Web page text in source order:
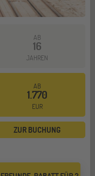
AB
16
JAHREN
AB
1.770
EUR
ZUR BUCHUNG